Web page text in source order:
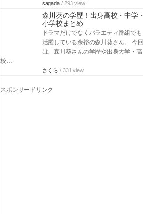
sagada / 293 view
森川葵の学歴！出身高校・中学・
小学校まとめ
ドラマだけでなくバラエティ番組でも
活躍している余裕の森川葵さん。 今回
は、森川葵さんの学歴や出身大学・高
校…
さくら / 331 view
スポンサードリンク